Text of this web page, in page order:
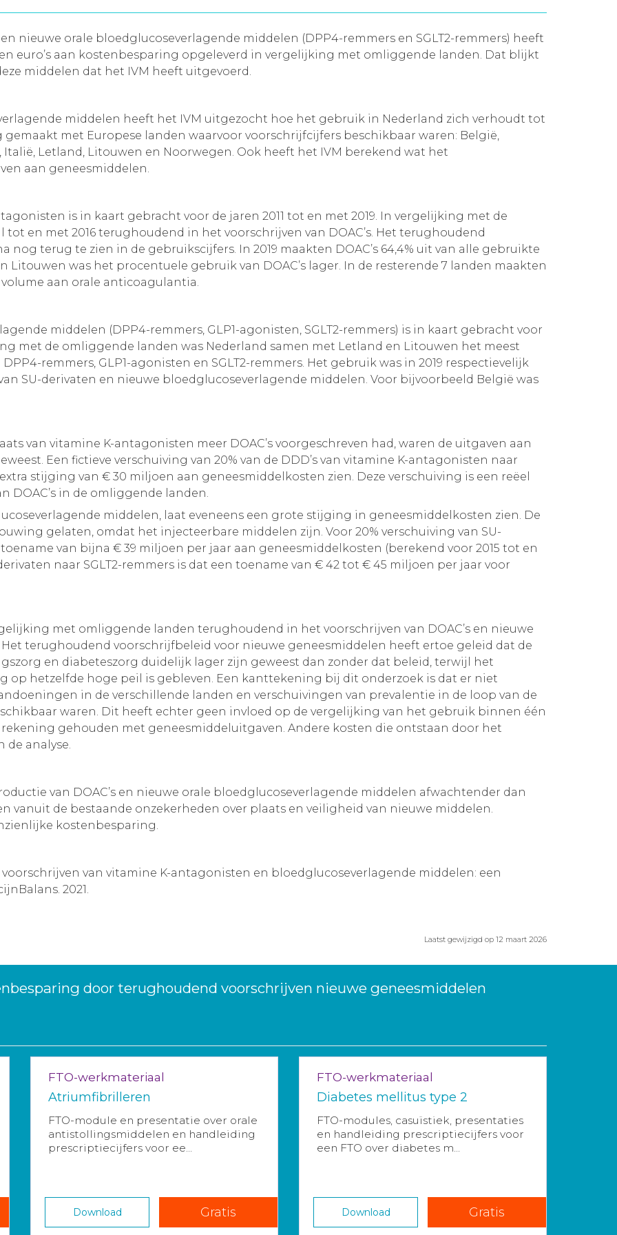
nieuwe orale bloedglucoseverlagende middelen (DPP4-remmers en SGLT2-remmers) heeft
euro’s aan kostenbesparing opgeleverd in vergelijking met omliggende landen. Dat blijkt
middelen dat het IVM heeft uitgevoerd.
middelen heeft het IVM uitgezocht hoe het gebruik in Nederland zich verhoudt tot
met Europese landen waarvoor voorschrijfcijfers beschikbaar waren: België,
Letland, Litouwen en Noorwegen. Ook heeft het IVM berekend wat het
aan geneesmiddelen.
is in kaart gebracht voor de jaren 2011 tot en met 2019. In vergelijking met de
en met 2016 terughoudend in het voorschrijven van DOAC’s. Het terughoudend
terug te zien in de gebruikscijfers. In 2019 maakten DOAC’s 64,4% uit van alle gebruikte
was het procentuele gebruik van DOAC’s lager. In de resterende 7 landen maakten
aan orale anticoagulantia.
middelen (DPP4-remmers, GLP1-agonisten, SGLT2-remmers) is in kaart gebracht voor
met de omliggende landen was Nederland samen met Letland en Litouwen het meest
remmers, GLP1-agonisten en SGLT2-remmers. Het gebruik was in 2019 respectievelijk
van SU-derivaten en nieuwe bloedglucoseverlagende middelen. Voor bijvoorbeeld België was
van vitamine K-antagonisten meer DOAC’s voorgeschreven had, waren de uitgaven aan
Een fictieve verschuiving van 20% van de DDD’s van vitamine K-antagonisten naar
extra stijging van € 30 miljoen aan geneesmiddelkosten zien. Deze verschuiving is een reëel
DOAC’s in de omliggende landen.
middelen, laat eveneens een grote stijging in geneesmiddelkosten zien. De
gelaten, omdat het injecteerbare middelen zijn. Voor 20% verschuiving van SU-
van bijna € 39 miljoen per jaar aan geneesmiddelkosten (berekend voor 2015 tot en
naar SGLT2-remmers is dat een toename van € 42 tot € 45 miljoen per jaar voor
met omliggende landen terughoudend in het voorschrijven van DOAC’s en nieuwe
terughoudend voorschrijfbeleid voor nieuwe geneesmiddelen heeft ertoe geleid dat de
en diabeteszorg duidelijk lager zijn geweest dan zonder dat beleid, terwijl het
op hetzelfde hoge peil is gebleven. Een kanttekening bij dit onderzoek is dat er niet
in de verschillende landen en verschuivingen van prevalentie in de loop van de
waren. Dit heeft echter geen invloed op de vergelijking van het gebruik binnen één
rekening gehouden met geneesmiddeluitgaven. Andere kosten die ontstaan door het
analyse.
van DOAC’s en nieuwe orale bloedglucoseverlagende middelen afwachtender dan
vanuit de bestaande onzekerheden over plaats en veiligheid van nieuwe middelen.
kostenbesparing.
voorschrijven van vitamine K-antagonisten en bloedglucoseverlagende middelen: een
2021.
Laatst gewijzigd op 12 maart 2026
door terughoudend voorschrijven nieuwe geneesmiddelen
FTO-werkmateriaal
Atriumfibrilleren
FTO-module en presentatie over orale
antistollingsmiddelen en handleiding
prescriptiecijfers voor ee...
Download Gratis
FTO-werkmateriaal
Diabetes mellitus type 2
FTO-modules, casuïstiek, presentaties
en handleiding prescriptiecijfers voor
een FTO over diabetes m...
Download Gratis